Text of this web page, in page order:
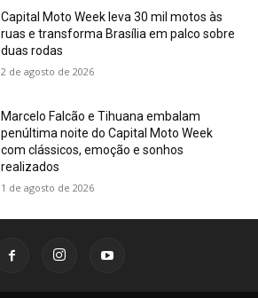
Capital Moto Week leva 30 mil motos às
ruas e transforma Brasília em palco sobre
duas rodas
2 de agosto de 2026
Marcelo Falcão e Tihuana embalam
penúltima noite do Capital Moto Week
com clássicos, emoção e sonhos
realizados
1 de agosto de 2026